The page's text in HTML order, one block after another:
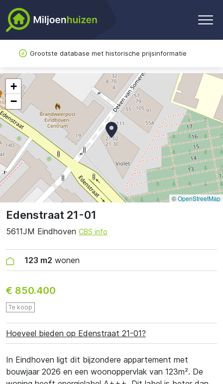
Grootste database met historische prijsinformatie
Edenstraat 21-01
5611JM Eindhoven CBS info
123 m2 wonen
€ 850.400
Te koop
Hoeveel bieden op Edenstraat 21-01?
In Eindhoven ligt dit bijzondere appartement met
bouwjaar 2026 en een woonoppervlak van 123m². De
+
−
©OpenStreetMap